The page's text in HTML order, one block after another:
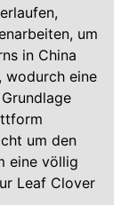
um
in China
wodurch eine
um den
eine völlig
Leaf Clover